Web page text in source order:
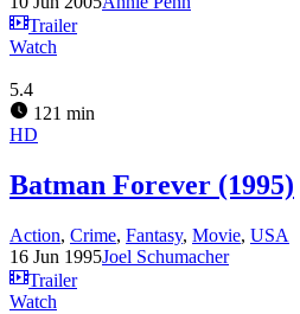
Trailer
Watch
5.4
121 min
HD
Batman Forever (1995)
Action, Crime, Fantasy, Movie, USA
16 Jun 1995Joel Schumacher
Trailer
Watch